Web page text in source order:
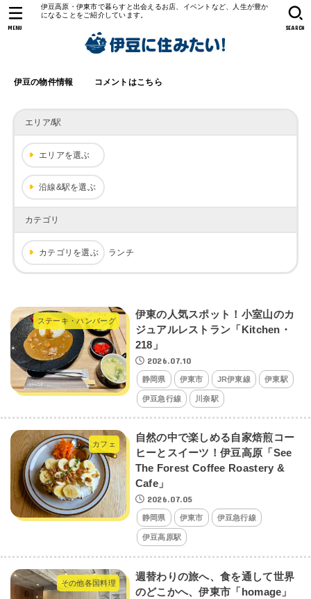
伊豆高原・伊東市で暮らすと出会えるお店、イベントなど、人生が豊か
になることをご紹介しています。
伊豆の物件情報 コメントはこちら
SEARCH
MENU
エリア/駅
エリアを選ぶ
沿線&駅を選ぶ
カテゴリ
カテゴリを選ぶ ランチ
ステーキ・ハンバーグ
伊東の人気スポット！小室山のカ
ジュアルレストラン「Kitchen・
218」
2026.07.10
静岡県 伊東市 JR伊東線 伊東駅
伊豆急行線 川奈駅
カフェ
自然の中で楽しめる自家焙煎コー
ヒーとスイーツ！伊豆高原「See
The Forest Coffee Roastery &
Cafe」
2026.07.05
静岡県 伊東市 伊豆急行線
伊豆高原駅
その他各国料理
週替わりの旅へ、食を通して世界
のどこかへ、伊東市「homage」